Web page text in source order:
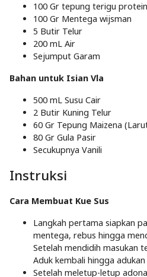
100 Gr tepung terigu
100 Gr Mentega wijsman
5 Butir Telur
200 mL Air
Sejumput Garam
Bahan untuk Isian Vla
500 mL Susu Cair
2 Butir Kuning Telur
60 Gr Tepung Maizena
80 Gr Gula Pasir
Secukupnya Vanili
Instruksi
Cara Membuat Kue Sus
Langkah pertama siapkan
mentega, rebus hingga
Setelah mendidih masukan
Aduk kembali hingga
Setelah meletup-letup